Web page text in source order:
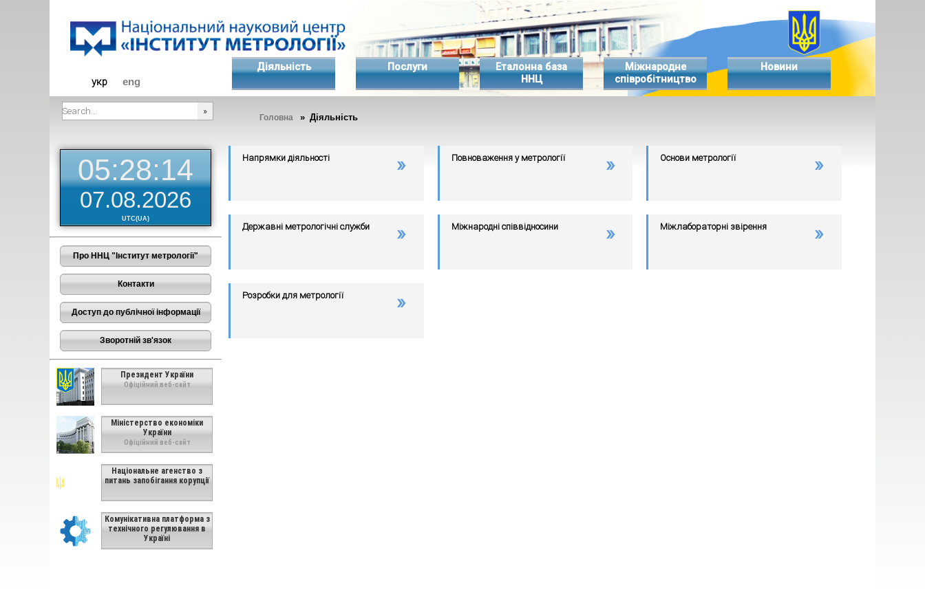
укр eng
Діяльність Послуги
Еталонна база
ННЦ
Міжнародне
співробітництво
Новини
Головна » Діяльність
05:28:14
07.08.2026
UTC(UA)
Про ННЦ "Інститут метрології"
Контакти
Доступ до публічної інформації
Зворотній зв'язок
Президент України
Офіційний веб-сайт
Міністерство економіки
України
Офіційний веб-сайт
Національне агенство з
питань запобігання корупції
Комунікативна платформа з
технічного регулювання в
Україні
Напрямки діяльності Повноваження у метрології Основи метрології
Державні метрологічні служби Міжнародні співвідносини Міжлабораторні звірення
Розробки для метрології